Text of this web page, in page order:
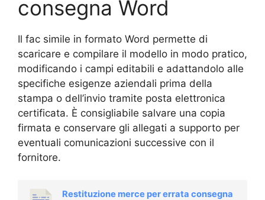
consegna Word
Il fac simile in formato Word permette di
scaricare e compilare il modello in modo pratico,
modificando i campi editabili e adattandolo alle
specifiche esigenze aziendali prima della
stampa o dell’invio tramite posta elettronica
certificata. È consigliabile salvare una copia
firmata e conservare gli allegati a supporto per
eventuali comunicazioni successive con il
fornitore.
Restituzione merce per errata consegna